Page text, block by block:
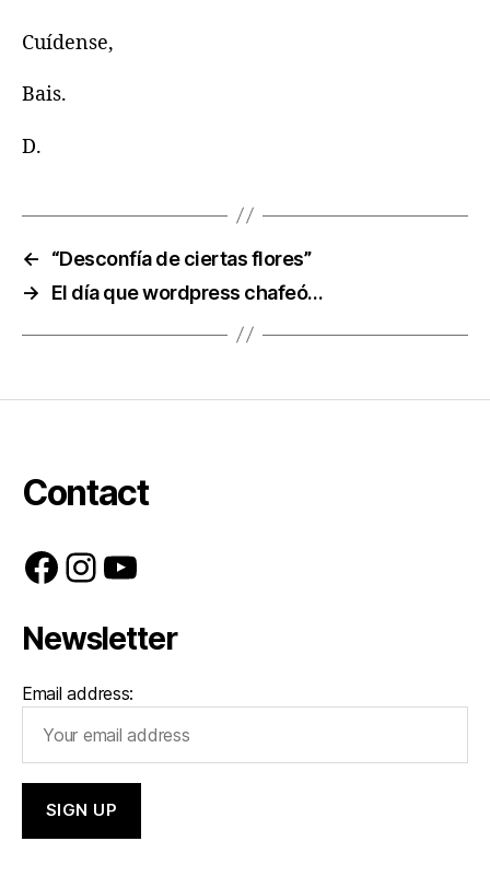
Cuídense,
Bais.
D.
←
“Desconfía de ciertas flores”
→
El día que wordpress chafeó…
Contact
Facebook
Instagram
YouTube
Newsletter
Email address: